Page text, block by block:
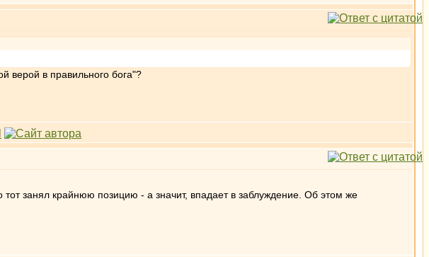
верой в правильного бога"?
тот занял крайнюю позицию - а значит, впадает в заблуждение. Об этом же